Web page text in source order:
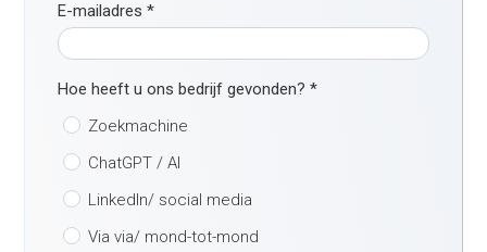
E-mailadres*
Hoe heeft u ons bedrijf gevonden?*
Zoekmachine
ChatGPT / AI
LinkedIn/ social media
Via via/ mond-tot-mond